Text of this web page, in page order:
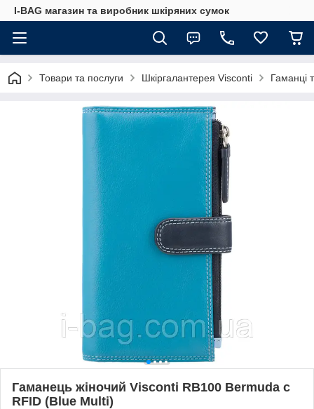
I-BAG магазин та виробник шкіряних сумок
Товари та послуги Шкіргалантерея Visconti Гаманці
Гаманець жіночий Visconti RB100 Bermuda c
RFID (Blue Multi)